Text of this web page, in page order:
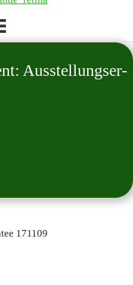
Aus­stel­lungs­er­